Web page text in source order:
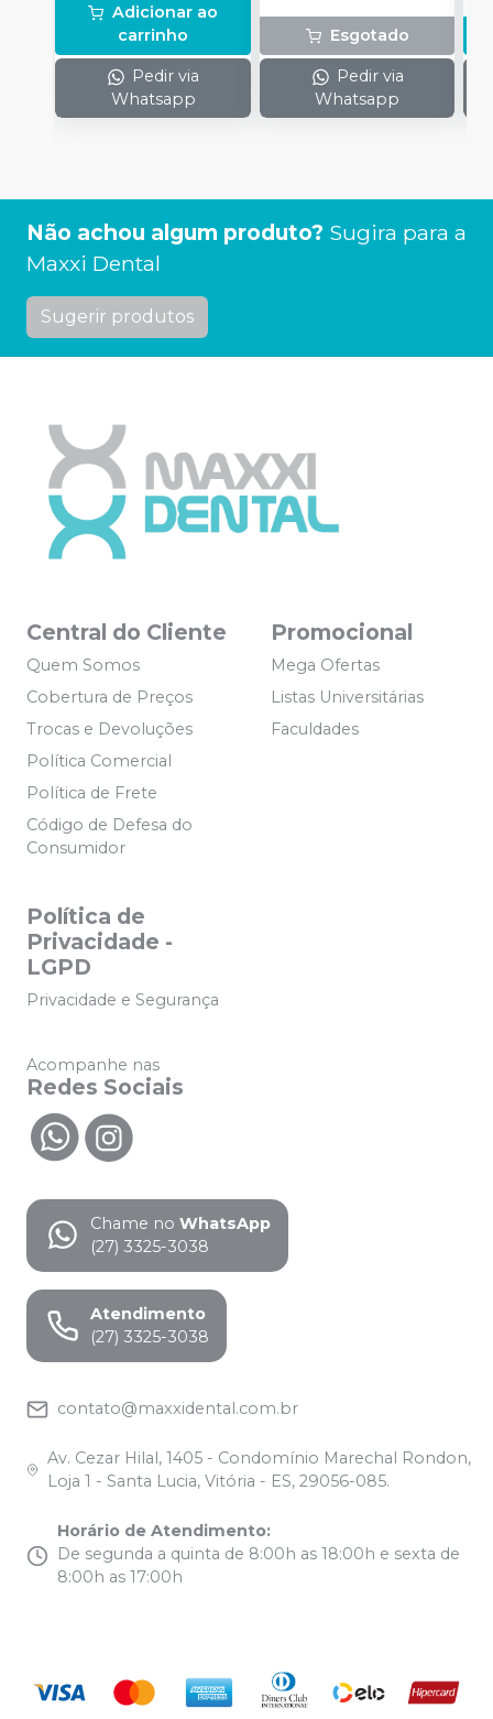
Adicionar ao
carrinho
Pedir via
Whatsapp
Esgotado
Pedir via
Whatsapp
Não achou algum produto? Sugira para a
Maxxi Dental
Sugerir produtos
Central do Cliente
Quem Somos
Cobertura de Preços
Trocas e Devoluções
Política Comercial
Política de Frete
Código de Defesa do
Consumidor
Promocional
Mega Ofertas
Listas Universitárias
Faculdades
Política de
Privacidade -
LGPD
Privacidade e Segurança
Acompanhe nas
Redes Sociais
Chame no WhatsApp
(27) 3325-3038
Atendimento
(27) 3325-3038
contato@maxxidental.com.br
Av. Cezar Hilal, 1405 - Condomínio Marechal Rondon,
Loja 1 - Santa Lucia, Vitória - ES, 29056-085.
Horário de Atendimento:
De segunda a quinta de 8:00h as 18:00h e sexta de
8:00h as 17:00h